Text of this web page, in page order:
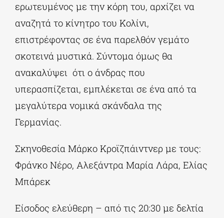
ερωτευμένος με την κόρη του, αρχίζει να
αναζητά το κίνητρο του Κολίνι,
επιστρέφοντας σε ένα παρελθόν γεμάτο
σκοτεινά μυστικά. Σύντομα όμως θα
ανακαλύψει ότι ο άνδρας που
υπερασπίζεται, εμπλέκεται σε ένα από τα
μεγαλύτερα νομικά σκάνδαλα της
Γερμανίας.
Σκηνοθεσία Μάρκο Κροϊζπάιντνερ με τους:
Φράνκο Νέρο, Αλεξάντρα Μαρία Λάρα, Ελίας
Μπάρεκ
Είσοδος ελεύθερη – από τις 20:30 με δελτία